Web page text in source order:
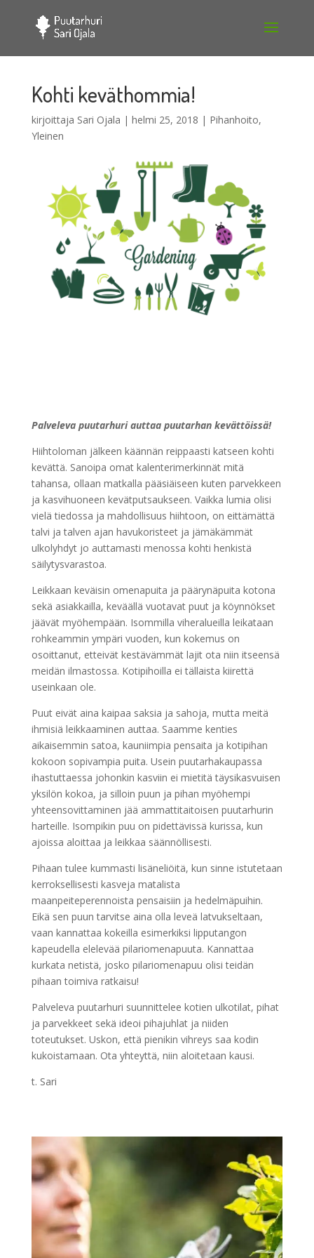
Kohti keväthommia!
kirjoittaja Sari Ojala | helmi 25, 2018 | Pihanhoito,
Yleinen
Palveleva puutarhuri auttaa puutarhan kevättöissä!
Hiihtoloman jälkeen käännän reippaasti katseen kohti
kevättä. Sanoipa omat kalenterimerkinnät mitä
tahansa, ollaan matkalla pääsiäiseen kuten parvekkeen
ja kasvihuoneen kevätputsaukseen. Vaikka lumia olisi
vielä tiedossa ja mahdollisuus hiihtoon, on eittämättä
talvi ja talven ajan havukoristeet ja jämäkämmät
ulkolyhdyt jo auttamasti menossa kohti henkistä
säilytysvarastoa.
Leikkaan keväisin omenapuita ja päärynäpuita kotona
sekä asiakkailla, keväällä vuotavat puut ja köynnökset
jäävät myöhempään. Isommilla viheralueilla leikataan
rohkeammin ympäri vuoden, kun kokemus on
osoittanut, etteivät kestävämmät lajit ota niin itseensä
meidän ilmastossa. Kotipihoilla ei tällaista kiirettä
useinkaan ole.
Puut eivät aina kaipaa saksia ja sahoja, mutta meitä
ihmisiä leikkaaminen auttaa. Saamme kenties
aikaisemmin satoa, kauniimpia pensaita ja kotipihan
kokoon sopivampia puita. Usein puutarhakaupassa
ihastuttaessa johonkin kasviin ei mietitä täysikasvuisen
yksilön kokoa, ja silloin puun ja pihan myöhempi
yhteensovittaminen jää ammattitaitoisen puutarhurin
harteille. Isompikin puu on pidettävissä kurissa, kun
ajoissa aloittaa ja leikkaa säännöllisesti.
Pihaan tulee kummasti lisäneliöitä, kun sinne istutetaan
kerroksellisesti kasveja matalista
maanpeiteperennoista pensaisiin ja hedelmäpuihin.
Eikä sen puun tarvitse aina olla leveä latvukseltaan,
vaan kannattaa kokeilla esimerkiksi lipputangon
kapeudella elelevää pilariomenapuuta. Kannattaa
kurkata netistä, josko pilariomenapuu olisi teidän
pihaan toimiva ratkaisu!
Palveleva puutarhuri suunnittelee kotien ulkotilat, pihat
ja parvekkeet sekä ideoi pihajuhlat ja niiden
toteutukset. Uskon, että pienikin vihreys saa kodin
kukoistamaan. Ota yhteyttä, niin aloitetaan kausi.
t. Sari